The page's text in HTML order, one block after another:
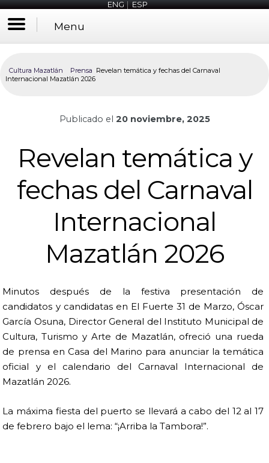
ENG|ESP
Menu
Cultura Mazatlán Prensa Revelan temática y fechas del Carnaval
Internacional Mazatlán 2026
Publicado el 20 noviembre, 2025
Revelan temática y
fechas del Carnaval
Internacional
Mazatlán 2026
Minutos después de la festiva presentación de
candidatos y candidatas en El Fuerte 31 de Marzo, Óscar
García Osuna, Director General del Instituto Municipal de
Cultura, Turismo y Arte de Mazatlán, ofreció una rueda
de prensa en Casa del Marino para anunciar la temática
oficial y el calendario del Carnaval Internacional de
Mazatlán 2026.
La máxima fiesta del puerto se llevará a cabo del 12 al 17
de febrero bajo el lema: “¡Arriba la Tambora!”.